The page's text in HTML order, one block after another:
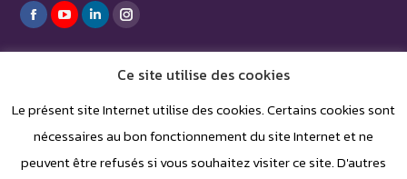
Trouvez nous sur :
Facebook
page
in
new
window
YouTube
page
in
new
window
LinkedIn
page
opens
in
new
window
Instagram
page
opens
in
new
window
Ce site utilise des cookies
Le présent site Internet utilise des cookies. Certains cookies sont
nécessaires au bon fonctionnement du site Internet et ne
peuvent être refusés si vous souhaitez visiter ce site. D'autres